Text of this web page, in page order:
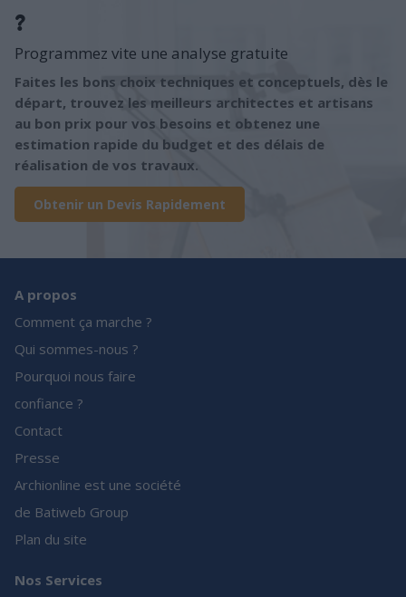
?
Programmez vite une analyse gratuite
Faites les bons choix techniques et conceptuels, dès le
départ, trouvez les meilleurs architectes et artisans
au bon prix pour vos besoins et obtenez une
estimation rapide du budget et des délais de
réalisation de vos travaux.
Obtenir un Devis Rapidement
A propos
Comment ça marche ?
Qui sommes-nous ?
Pourquoi nous faire
confiance ?
Contact
Presse
Archionline est une société
de Batiweb Group
Plan du site
Nos Services